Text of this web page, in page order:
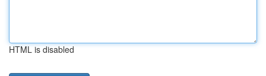
HTML is disabled